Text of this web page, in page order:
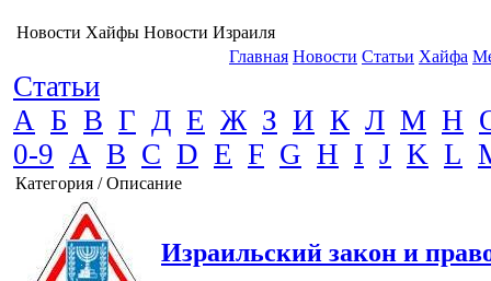
Новости Хайфы Новости Израиля
Главная Новости Статьи Хайфа
Статьи
А Б В Г Д Е Ж З И К Л М Н
0-9 A B C D E F G H I J K L
Категория / Описание
Израильский закон и